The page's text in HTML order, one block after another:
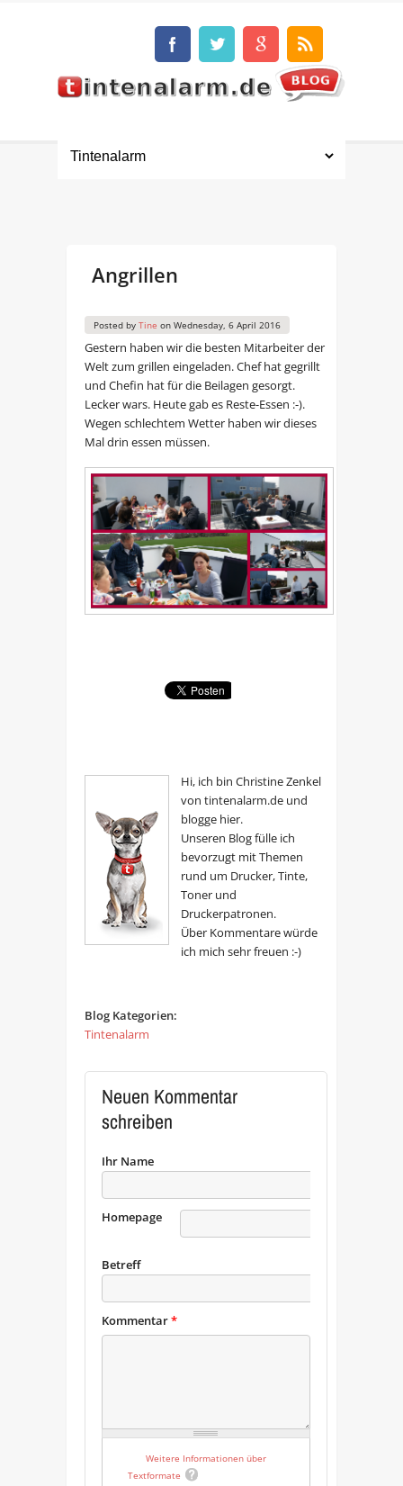
Angrillen
Posted by Tine on Wednesday, 6 April 2016
Gestern haben wir die besten Mitarbeiter der
Welt zum grillen eingeladen. Chef hat gegrillt
und Chefin hat für die Beilagen gesorgt.
Lecker wars. Heute gab es Reste-Essen :-).
Wegen schlechtem Wetter haben wir dieses
Mal drin essen müssen.
Hi, ich bin Christine Zenkel
von tintenalarm.de und
blogge hier.
Unseren Blog fülle ich
bevorzugt mit Themen
rund um Drucker, Tinte,
Toner und
Druckerpatronen.
Über Kommentare würde
ich mich sehr freuen :-)
Blog Kategorien:
Tintenalarm
Neuen Kommentar
schreiben
Ihr Name
Homepage
Betreff
Kommentar*
Weitere Informationen über
Textformate